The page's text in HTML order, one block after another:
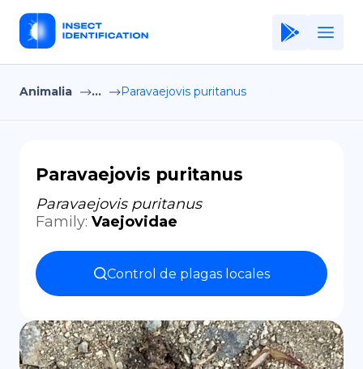
Home
Terms of Use
Privacy Policy
EN
FR
Animalia ... Paravaejovis puritanus
Paravaejovis puritanus
Paravaejovis puritanus
Family: Vaejovidae
Control de plagas locales